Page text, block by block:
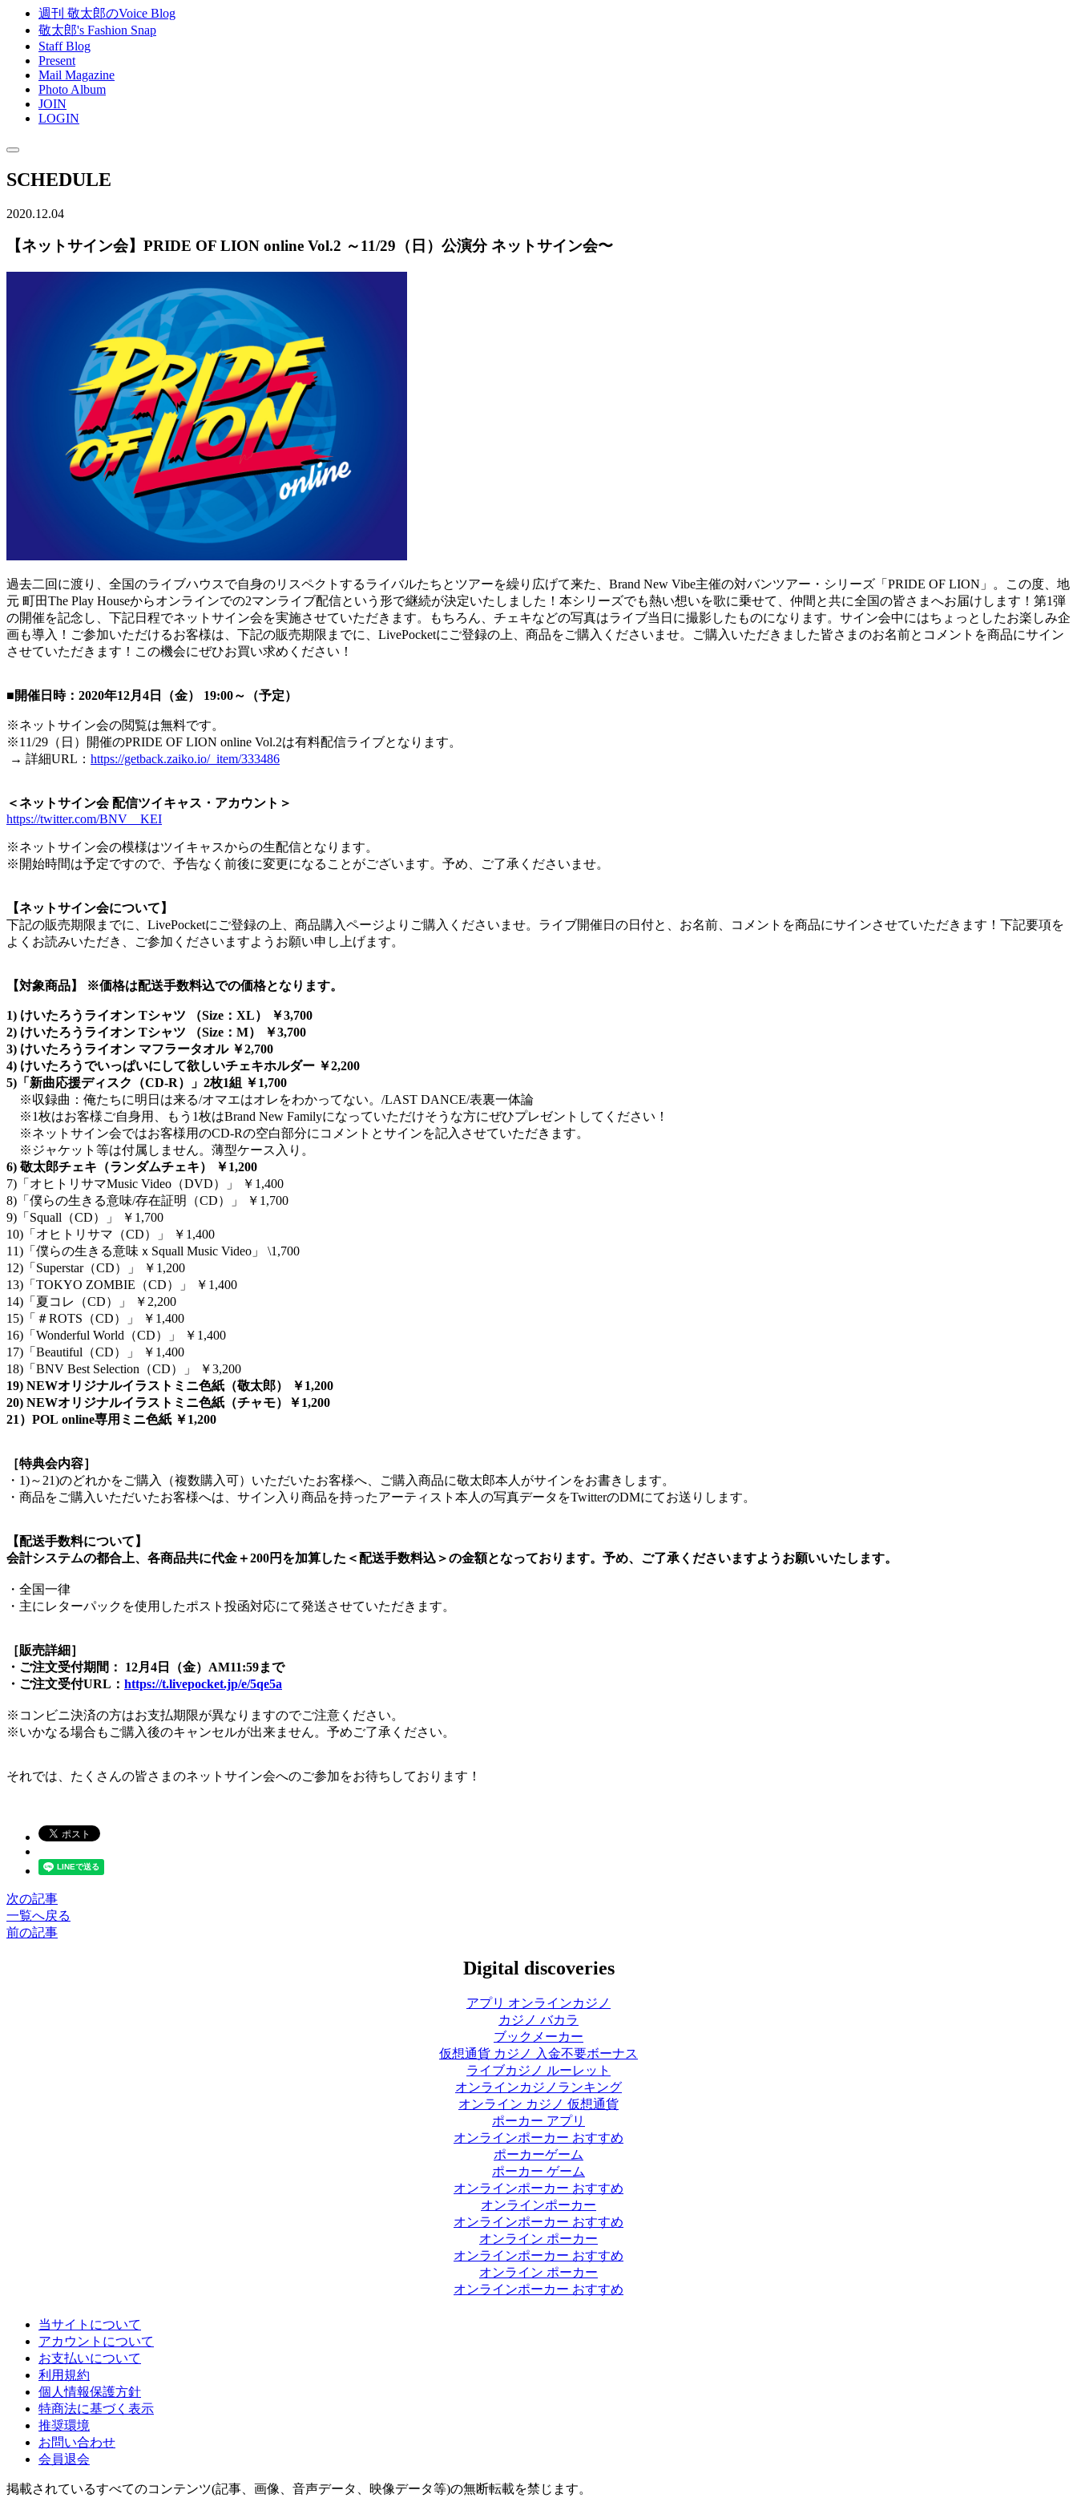
週刊 敬太郎のVoice Blog
敬太郎's Fashion Snap
Staff Blog
Present
Mail Magazine
Photo Album
JOIN
LOGIN
SCHEDULE
2020.12.04
【ネットサイン会】PRIDE OF LION online Vol.2 ～11/29（日）公演分 ネットサイン会〜
過去二回に渡り、全国のライブハウスで自身のリスペクトするライバルたちとツアーを繰り広げて来た、Brand New Vibe主催の対バンツアー・シリーズ「PRIDE OF LION」。この度、地
元 町田The Play Houseからオンラインでの2マンライブ配信という形で継続が決定いたしました！本シリーズでも熱い想いを歌に乗せて、仲間と共に全国の皆さまへお届けします！第1弾
の開催を記念し、下記日程でネットサイン会を実施させていただきます。もちろん、チェキなどの写真はライブ当日に撮影したものになります。サイン会中にはちょっとしたお楽しみ企
画も導入！ご参加いただけるお客様は、下記の販売期限までに、LivePocketにご登録の上、商品をご購入くださいませ。ご購入いただきました皆さまのお名前とコメントを商品にサイン
させていただきます！この機会にぜひお買い求めください！
■開催日時：2020年12月4日（金） 19:00～（予定）
※ネットサイン会の閲覧は無料です。
※11/29（日）開催のPRIDE OF LION online Vol.2は有料配信ライブとなります。
→ 詳細URL： https://getback.zaiko.io/_item/333486
＜ネットサイン会 配信ツイキャス・アカウント＞
https://twitter.com/BNV__KEI
※ネットサイン会の模様はツイキャスからの生配信となります。
※開始時間は予定ですので、予告なく前後に変更になることがございます。予め、ご了承くださいませ。
【ネットサイン会について】
下記の販売期限までに、LivePocketにご登録の上、商品購入ページよりご購入くださいませ。ライブ開催日の日付と、お名前、コメントを商品にサインさせていただきます！下記要項を
よくお読みいただき、ご参加くださいますようお願い申し上げます。
【対象商品】 ※価格は配送手数料込での価格となります。
1) けいたろうライオン Tシャツ （Size：XL） ￥3,700
2) けいたろうライオン Tシャツ （Size：M） ￥3,700
3) けいたろうライオン マフラータオル ￥2,700
4) けいたろうでいっぱいにして欲しいチェキホルダー ￥2,200
5)「新曲応援ディスク（CD-R）」2枚1組 ￥1,700
※収録曲：俺たちに明日は来る/オマエはオレをわかってない。/LAST DANCE/表裏一体論
※1枚はお客様ご自身用、もう1枚はBrand New Familyになっていただけそうな方にぜひプレゼントしてください！
※ネットサイン会ではお客様用のCD-Rの空白部分にコメントとサインを記入させていただきます。
※ジャケット等は付属しません。薄型ケース入り。
6) 敬太郎チェキ（ランダムチェキ） ￥1,200
7)「オヒトリサマMusic Video（DVD）」 ￥1,400
8)「僕らの生きる意味/存在証明（CD）」 ￥1,700
9)「Squall（CD）」 ￥1,700
10)「オヒトリサマ（CD）」 ￥1,400
11)「僕らの生きる意味ｘSquall Music Video」 \1,700
12)「Superstar（CD）」 ￥1,200
13)「TOKYO ZOMBIE（CD）」 ￥1,400
14)「夏コレ（CD）」 ￥2,200
15)「＃ROTS（CD）」 ￥1,400
16)「Wonderful World（CD）」 ￥1,400
17)「Beautiful（CD）」 ￥1,400
18)「BNV Best Selection（CD）」 ￥3,200
19) NEWオリジナルイラストミニ色紙（敬太郎） ￥1,200
20) NEWオリジナルイラストミニ色紙（チャモ）￥1,200
21）POL online専用ミニ色紙 ￥1,200
［特典会内容］
・1)～21)のどれかをご購入（複数購入可）いただいたお客様へ、ご購入商品に敬太郎本人がサインをお書きします。
・商品をご購入いただいたお客様へは、サイン入り商品を持ったアーティスト本人の写真データをTwitterのDMにてお送りします。
【配送手数料について】
会計システムの都合上、各商品共に代金＋200円を加算した＜配送手数料込＞の金額となっております。予め、ご了承くださいますようお願いいたします。
・全国一律
・主にレターパックを使用したポスト投函対応にて発送させていただきます。
［販売詳細］
・ご注文受付期間： 12月4日（金）AM11:59まで
・ご注文受付URL： https://t.livepocket.jp/e/5qe5a
※コンビニ決済の方はお支払期限が異なりますのでご注意ください。
※いかなる場合もご購入後のキャンセルが出来ません。予めご了承ください。
それでは、たくさんの皆さまのネットサイン会へのご参加をお待ちしております！
次の記事
一覧へ戻る
前の記事
Digital discoveries
アプリ オンラインカジノ
カジノ バカラ
ブックメーカー
仮想通貨 カジノ 入金不要ボーナス
ライブカジノ ルーレット
オンラインカジノランキング
オンライン カジノ 仮想通貨
ポーカー アプリ
オンラインポーカー おすすめ
ポーカーゲーム
ポーカー ゲーム
オンラインポーカー おすすめ
オンラインポーカー
オンラインポーカー おすすめ
オンライン ポーカー
オンラインポーカー おすすめ
オンライン ポーカー
オンラインポーカー おすすめ
当サイトについて
アカウントについて
お支払いについて
利用規約
個人情報保護方針
特商法に基づく表示
推奨環境
お問い合わせ
会員退会
掲載されているすべてのコンテンツ(記事、画像、音声データ、映像データ等)の無断転載を禁じます。